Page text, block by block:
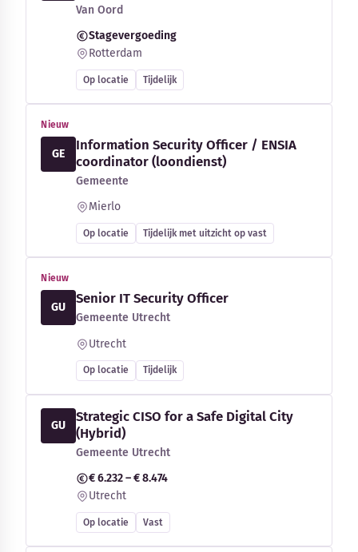
Van Oord
Stagevergoeding
Rotterdam
Op locatie Tijdelijk
Nieuw
GE
Information Security Officer / ENSIA
coordinator (loondienst)
Gemeente
Mierlo
Op locatie Tijdelijk met uitzicht op vast
Nieuw
GU
Senior IT Security Officer
Gemeente Utrecht
Utrecht
Op locatie Tijdelijk
GU
Strategic CISO for a Safe Digital City
(Hybrid)
Gemeente Utrecht
€ 6.232 – € 8.474
Utrecht
Op locatie Vast